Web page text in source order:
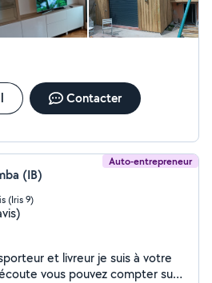
Contacter
Auto-entrepreneur
(IB)
(Iris 9)
et livreur je suis à votre
vous pouvez compter sur